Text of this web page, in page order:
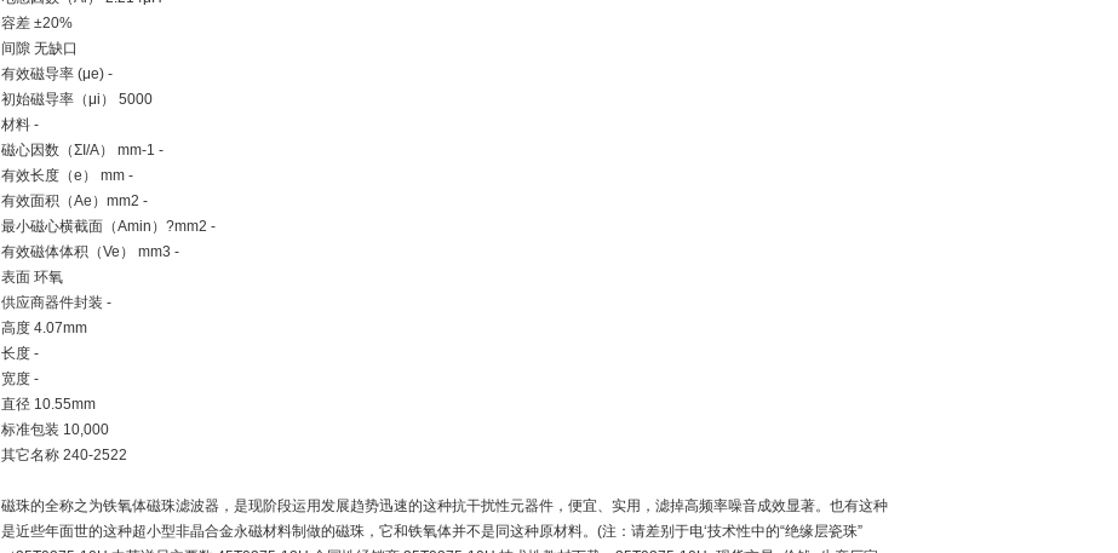
容差 ±20%
间隙 无缺口
有效磁导率 (μe) -
初始磁导率（μi） 5000
材料 -
磁心因数（ΣI/A） mm-1 -
有效长度（e） mm -
有效面积（Ae）mm2 -
最小磁心横截面（Amin）?mm2 -
有效磁体体积（Ve） mm3 -
表面 环氧
供应商器件封装 -
高度 4.07mm
长度 -
宽度 -
直径 10.55mm
标准包装 10,000
其它名称 240-2522
磁珠的全称之为铁氧体磁珠滤波器，是现阶段运用发展趋势迅速的这种抗干扰性元器件，便宜、实用，滤掉高频率噪音成效显著。也有这种
是近些年面世的这种超小型非晶合金永磁材料制做的磁珠，它和铁氧体并不是同这种原材料。 (注：请差别于电‘技术性中的“绝缘层瓷珠”